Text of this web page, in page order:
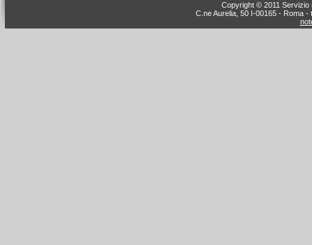
Copyright © 2011 Servizio
C.ne Aurelia, 50 I-00165 - Roma